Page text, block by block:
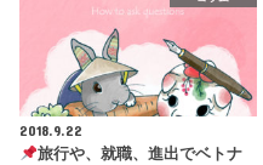
2018.9.22
旅行や、就職、進出でベトナ